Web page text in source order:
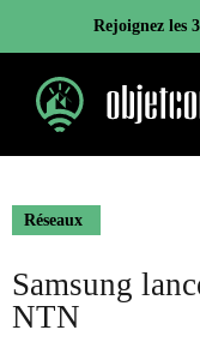
contenu
Rejoignez les
Réseaux
Samsung
NTN